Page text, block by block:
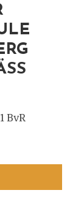
BvR